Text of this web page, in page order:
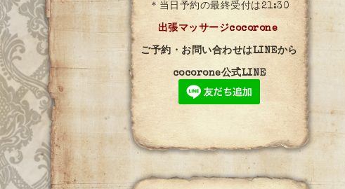
＊当日予約の最終受付は21:30
出張マッサージcocorone
ご予約・お問い合わせはLINEから
cocorone公式LINE